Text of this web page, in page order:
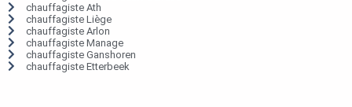
chauffagiste Ath
chauffagiste Liège
chauffagiste Arlon
chauffagiste Manage
chauffagiste Ganshoren
chauffagiste Etterbeek